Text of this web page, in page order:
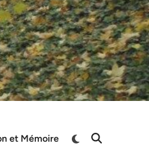
et Mémoire
Switch
Open